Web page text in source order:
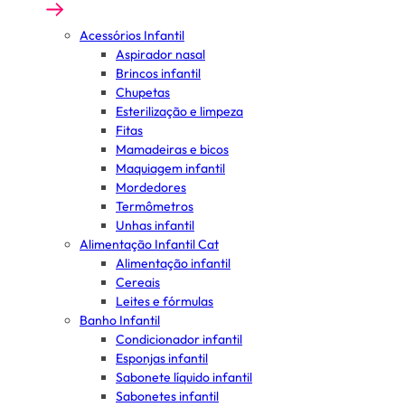
Acessórios Infantil
Aspirador nasal
Brincos infantil
Chupetas
Esterilização e limpeza
Fitas
Mamadeiras e bicos
Maquiagem infantil
Mordedores
Termômetros
Unhas infantil
Alimentação Infantil Cat
Alimentação infantil
Cereais
Leites e fórmulas
Banho Infantil
Condicionador infantil
Esponjas infantil
Sabonete líquido infantil
Sabonetes infantil